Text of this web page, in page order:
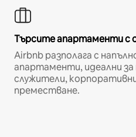
Търсите апартаменти с
Airbnb разполага с
апартаменти, идеални за
служители,
преместване.